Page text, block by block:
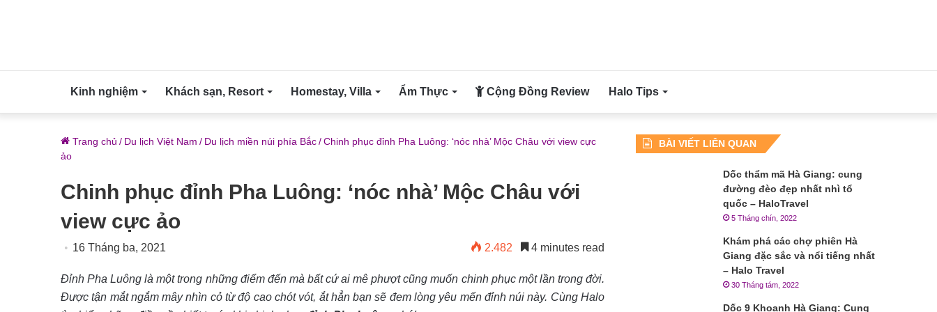
Kinh nghiệm Khách sạn, Resort Homestay, Villa Ẩm Thực Cộng Đồng Review Halo Tips
Trang chủ / Du lịch Việt Nam / Du lịch miền núi phía Bắc/Chinh phục đỉnh Pha Luông: ‘nóc nhà’ Mộc Châu với view cực
ảo
Chinh phục đỉnh Pha Luông: ‘nóc nhà’ Mộc Châu với
view cực ảo
16 Tháng ba, 2021 2.482 4 minutes read
Đỉnh Pha Luông là một trong những điểm đến mà bất cứ ai mê phượt cũng muốn chinh phục một lần trong đời.
Được tận mắt ngắm mây nhìn cỏ từ độ cao chót vót, ắt hẳn bạn sẽ đem lòng yêu mến đỉnh núi này. Cùng Halo
BÀI VIẾT LIÊN QUAN
Dốc thẩm mã Hà Giang: cung
đường đèo đẹp nhất nhì tổ
quốc – HaloTravel
5 Tháng chín, 2022
Khám phá các chợ phiên Hà
Giang đặc sắc và nổi tiếng nhất
– Halo Travel
30 Tháng tám, 2022
Dốc 9 Khoanh Hà Giang: Cung